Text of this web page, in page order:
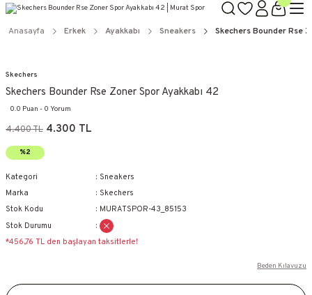
Anasayfa Erkek Ayakkabı Sneakers Skechers Bounder Rse
Skechers
Skechers Bounder Rse Zoner Spor Ayakkabı 42
0.0 Puan - 0 Yorum
4.400 TL 4.300 TL
%2
Kategori
Sneakers
Marka
Skechers
Stok Kodu
MURATSPOR-43_85153
Stok Durumu
*456,76 TL den başlayan taksitlerle!
Beden Kılavuzu